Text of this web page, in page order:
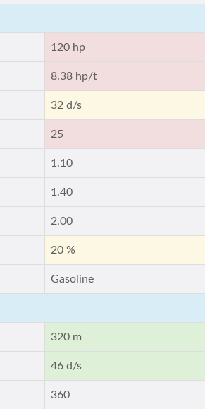
120 hp
8.38 hp/t
32 d/s
25
1.10
1.40
2.00
20 %
Gasoline
320 m
46 d/s
360